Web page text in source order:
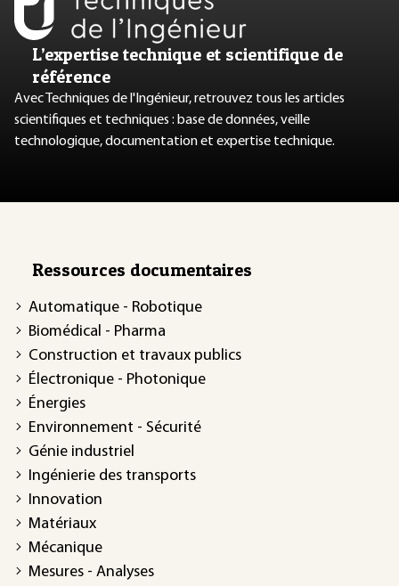
L’expertise technique et scientifique de
référence
Avec Techniques de l'Ingénieur, retrouvez tous les articles
scientifiques et techniques : base de données, veille
technologique, documentation et expertise technique.
Ressources documentaires
Automatique - Robotique
Biomédical - Pharma
Construction et travaux publics
Électronique - Photonique
Énergies
Environnement - Sécurité
Génie industriel
Ingénierie des transports
Innovation
Matériaux
Mécanique
Mesures - Analyses